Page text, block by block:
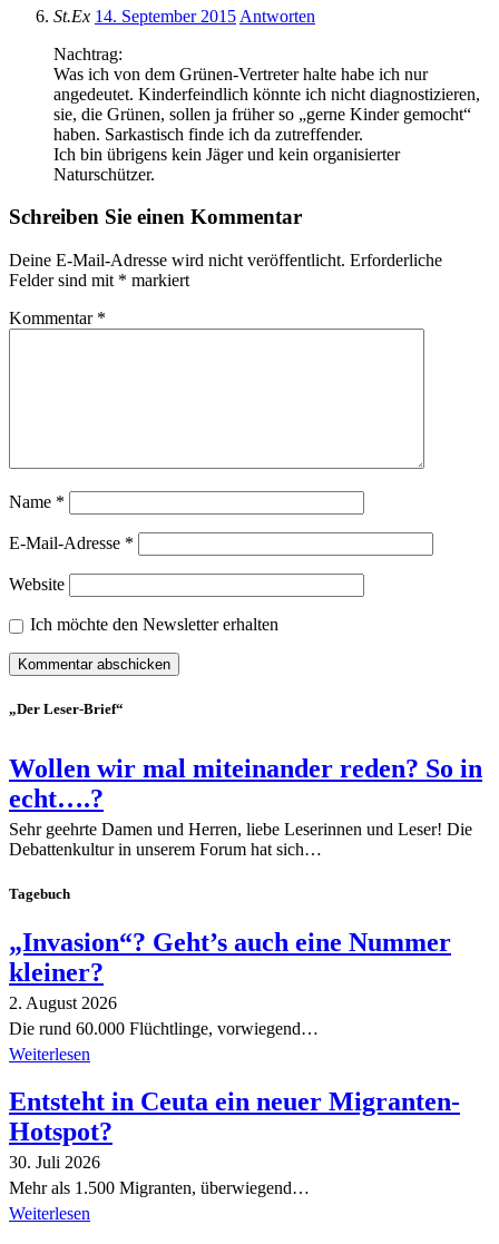
St.Ex 14. September 2015 Antworten
Nachtrag:
Was ich von dem Grünen-Vertreter halte habe ich nur
angedeutet. Kinderfeindlich könnte ich nicht diagnostizieren,
sie, die Grünen, sollen ja früher so „gerne Kinder gemocht“
haben. Sarkastisch finde ich da zutreffender.
Ich bin übrigens kein Jäger und kein organisierter
Naturschützer.
Schreiben Sie einen Kommentar
Deine E-Mail-Adresse wird nicht veröffentlicht. Erforderliche
Felder sind mit * markiert
Kommentar *
Name *
E-Mail-Adresse *
Website
Ich möchte den Newsletter erhalten
„Der Leser-Brief“
Wollen wir mal miteinander reden? So in
echt….?
Sehr geehrte Damen und Herren, liebe Leserinnen und Leser! Die
Debattenkultur in unserem Forum hat sich…
Tagebuch
„Invasion“? Geht’s auch eine Nummer
kleiner?
2. August 2026
Die rund 60.000 Flüchtlinge, vorwiegend…
Weiterlesen
Entsteht in Ceuta ein neuer Migranten-
Hotspot?
30. Juli 2026
Mehr als 1.500 Migranten, überwiegend…
Weiterlesen